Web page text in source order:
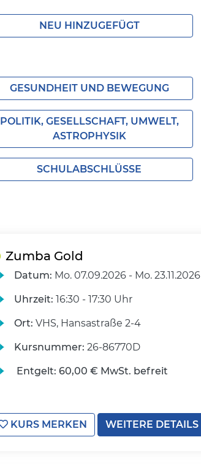
NEU HINZUGEFÜGT
GESUNDHEIT UND BEWEGUNG
POLITIK, GESELLSCHAFT, UMWELT,
ASTROPHYSIK
SCHULABSCHLÜSSE
Zumba Gold
Datum: Mo. 07.09.2026 - Mo. 23.11.2026
Uhrzeit: 16:30 - 17:30 Uhr
Ort: VHS, Hansastraße 2-4
Kursnummer: 26-86770D
Entgelt: 60,00 € MwSt. befreit
KURS MERKEN WEITERE DETAILS